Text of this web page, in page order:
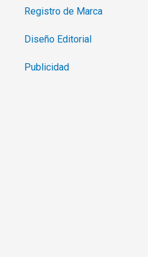
Registro de Marca
Diseño Editorial
Publicidad